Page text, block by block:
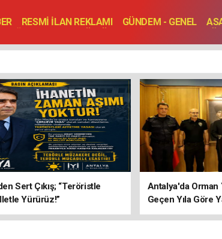
RESMİ İLAN REKLAMI GÜNDEM - GENEL
TOPLANTI - DÜĞÜN
Sert Çıkış; “Teröristle
Yürürüz!”
Antalya'da Orman
Geçen Yıla Göre